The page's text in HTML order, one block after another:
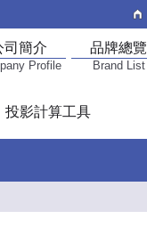
司簡介
Profile
品牌總覽
Brand List
投影計算工具